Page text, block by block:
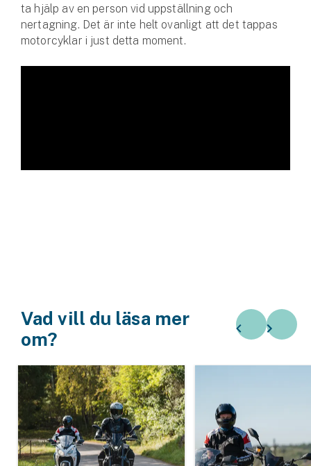
Hyresrättsförsäkring
Försäkring via förmedlare
ta hjälp av en person vid uppställning och
nertagning. Det är inte helt ovanligt att det tappas
motorcyklar i just detta moment.
Vad vill du läsa mer
om?